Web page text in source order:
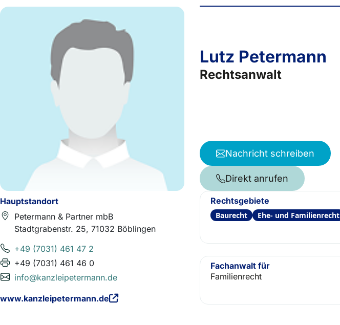
Hauptstandort
Petermann & Partner mbB
Stadtgrabenstr. 25, 71032 Böblingen
+49 (7031) 461 47 2
+49 (7031) 461 46 0
info@kanzleipetermann.de
www.kanzleipetermann.de
Lutz Petermann
Rechtsanwalt
Nachricht schreiben
Direkt anrufen
Rechtsgebiete
Baurecht Ehe- und Familienrecht
Fachanwalt für
Familienrecht